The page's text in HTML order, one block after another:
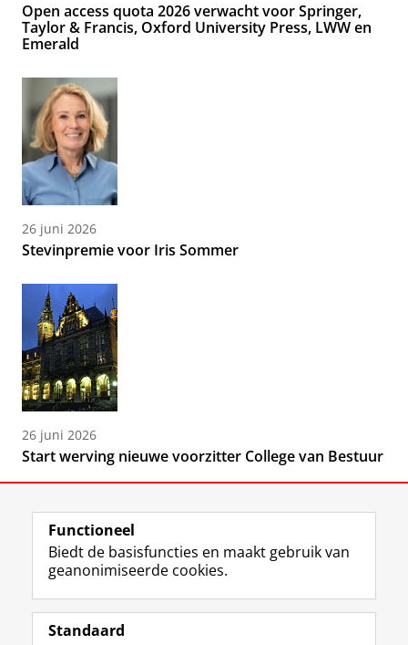
Open access quota 2026 verwacht voor Springer,
Taylor & Francis, Oxford University Press, LWW en
Emerald
26 juni 2026
Stevinpremie voor Iris Sommer
26 juni 2026
Start werving nieuwe voorzitter College van Bestuur
Volg de RUG
F
a
L
i
R
S
I
n
Y
o
Functioneel
Biedt de basisfuncties en maakt gebruik van
geanonimiseerde cookies.
Standaard